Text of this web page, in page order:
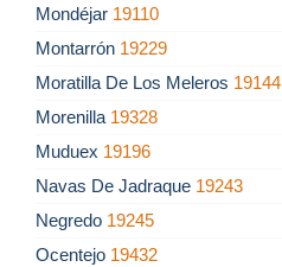
Mondéjar 19110
Montarrón 19229
Moratilla De Los Meleros 19144
Morenilla 19328
Muduex 19196
Navas De Jadraque 19243
Negredo 19245
Ocentejo 19432